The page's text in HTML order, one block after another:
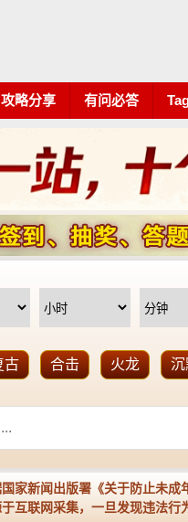
攻略分享 有问必答